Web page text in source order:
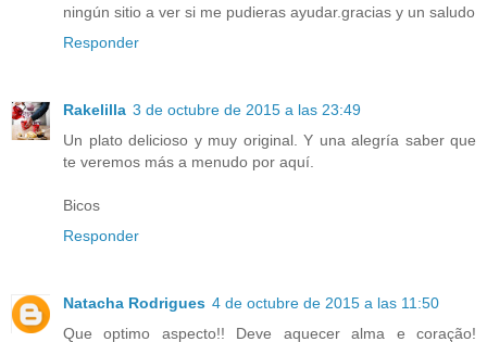
ningún sitio a ver si me pudieras ayudar.gracias y un saludo
Responder
Rakelilla 3 de octubre de 2015 a las 23:49
Un plato delicioso y muy original. Y una alegría saber que
te veremos más a menudo por aquí.
Bicos
Responder
Natacha Rodrigues 4 de octubre de 2015 a las 11:50
Que optimo aspecto!! Deve aquecer alma e coração!